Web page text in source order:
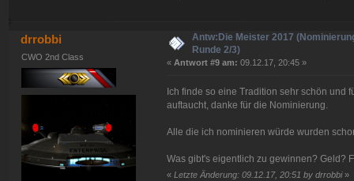
drrobbi
CWO 2nd Class
Antw:Die Meister 2017
Runde 2/3)
« Antwort #9 am: 09.12.17, 20:45 »
Ich finde so eine Tradition sehr schön und
auftaucht, danke für die Nominierung.
Alle die ich nominieren würde wurden
Was gibt's eigentlich zu gewinnen? Geld?
« Letzte Änderung: 09.12.17, 20:51 by drrobbi»